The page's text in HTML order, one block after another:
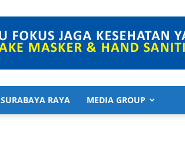
SURABAYA RAYA MEDIA GROUP